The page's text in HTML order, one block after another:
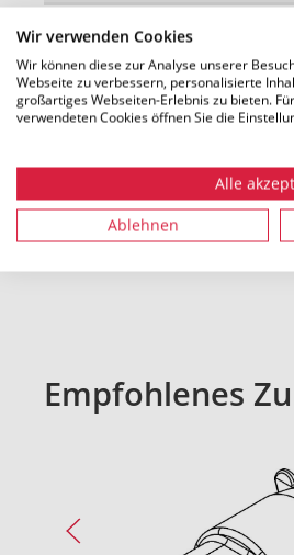
Wir verwenden Cookies
Wir können diese zur Analyse unserer
Webseite zu verbessern, personalisierte
großartiges Webseiten-Erlebnis zu bieten.
verwendeten Cookies öffnen Sie die
Alle
Ablehnen
Verpackung 1-4
Mengeneinheit
Alle Maße in mm.
Empfohlenes